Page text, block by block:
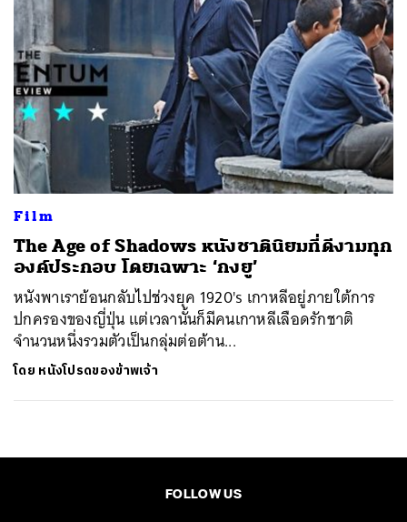
Film
The Age of Shadows หนังชาตินิยมที่ดีงามทุก
องค์ประกอบ โดยเฉพาะ ‘กงยู’
หนังพาเราย้อนกลับไปช่วงยุค 1920's เกาหลีอยู่ภายใต้การ
ปกครองของญี่ปุ่น แต่เวลานั้นก็มีคนเกาหลีเลือดรักชาติ
จำนวนหนึ่งรวมตัวเป็นกลุ่มต่อต้าน...
โดย หนังโปรดของข้าพเจ้า
FOLLOW US
ค้นหา
SHARE TWEET LINE EMAIL